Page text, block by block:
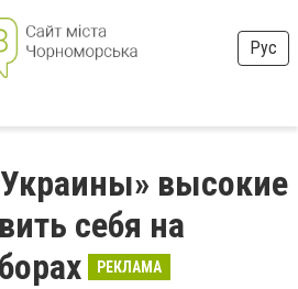
Рус
высокие
себя на
РЕКЛАМА